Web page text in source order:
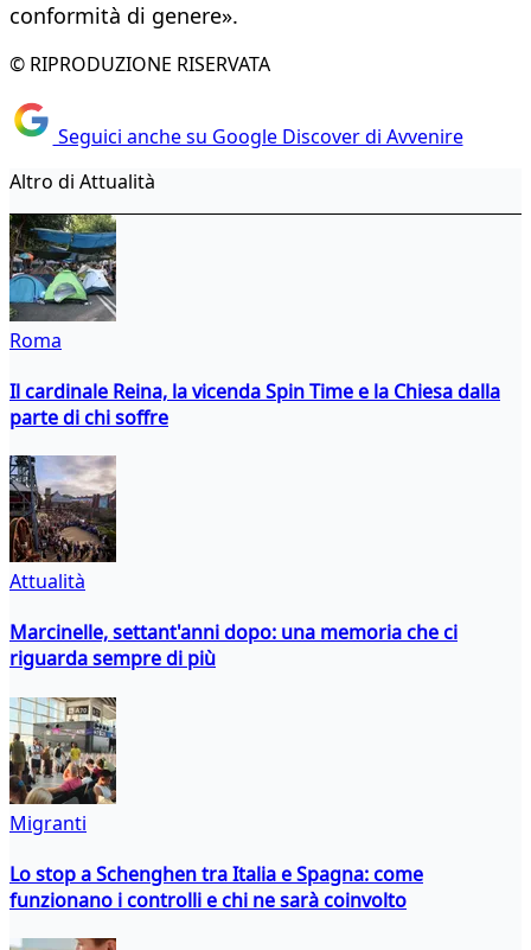
conformità di genere».
© RIPRODUZIONE RISERVATA
Seguici anche su Google Discover di Avvenire
Altro di Attualità
Roma
Il cardinale Reina, la vicenda Spin Time e la Chiesa dalla
parte di chi soffre
Attualità
Marcinelle, settant'anni dopo: una memoria che ci
riguarda sempre di più
Migranti
Lo stop a Schenghen tra Italia e Spagna: come
funzionano i controlli e chi ne sarà coinvolto